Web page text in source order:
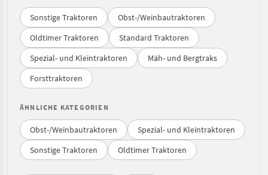
Sonstige Traktoren
Obst-/Weinbautraktoren
Oldtimer Traktoren
Standard Traktoren
Spezial- und Kleintraktoren
Mäh- und Bergtraks
Forsttraktoren
ÄHNLICHE KATEGORIEN
Obst-/Weinbautraktoren
Spezial- und Kleintraktoren
Sonstige Traktoren
Oldtimer Traktoren